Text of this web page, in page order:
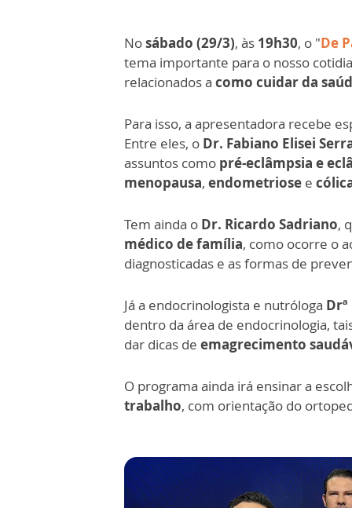
Nosábado (29/3), às 19h30, o "De
tema importante para o nosso
relacionados a como cuidar da
Para isso, a apresentadora recebe
Entre eles, o Dr. Fabiano Elisei
assuntos como pré-eclâmpsia e
menopausa, endometriose e
Tem ainda o Dr. Ricardo Sadriano,
médico de família, como ocorre o
diagnosticadas e as formas de
Já a endocrinologista e nutróloga
dentro da área de endocrinologia,
dar dicas de emagrecimento
O programa ainda irá ensinar a
trabalho, com orientação do